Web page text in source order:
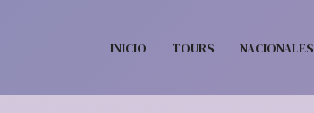
INICIO TOURS NACIONALES